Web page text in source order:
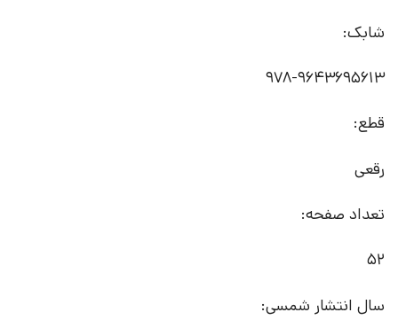
شابک:
978-9643695613
قطع:
رقعی
تعداد صفحه:
52
سال انتشار شمسی: